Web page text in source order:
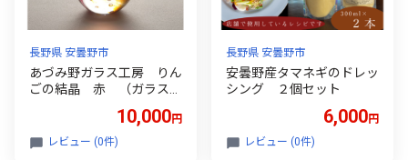
長野県 安曇野市
あづみ野ガラス工房 りん
ごの結晶 赤 （ガラス製
10,000円
レビュー (0件)
長野県 安曇野市
安曇野産タマネギのドレッ
シング ２個セット
6,000円
レビュー (0件)